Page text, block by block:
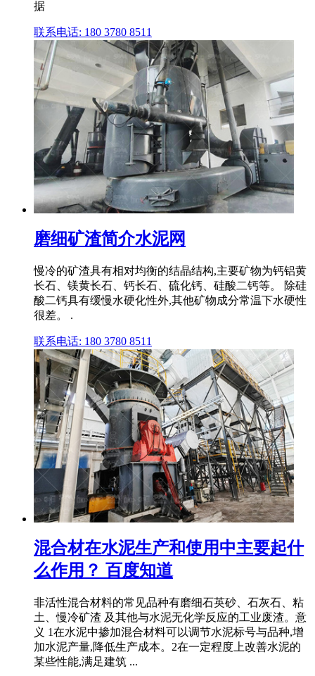
据
联系电话: 180 3780 8511
磨细矿渣简介水泥网
慢冷的矿渣具有相对均衡的结晶结构,主要矿物为钙铝黄
长石、镁黄长石、钙长石、硫化钙、硅酸二钙等。 除硅
酸二钙具有缓慢水硬化性外,其他矿物成分常温下水硬性
很差。 .
联系电话: 180 3780 8511
混合材在水泥生产和使用中主要起什
么作用？ 百度知道
非活性混合材料的常见品种有磨细石英砂、石灰石、粘
土、慢冷矿渣 及其他与水泥无化学反应的工业废渣。意
义 1在水泥中掺加混合材料可以调节水泥标号与品种,增
加水泥产量,降低生产成本。2在一定程度上改善水泥的
某些性能,满足建筑 ...